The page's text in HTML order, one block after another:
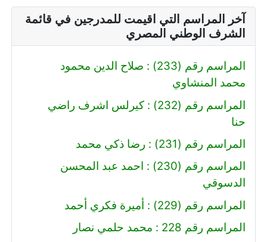
آخر المراسم التي اقيمت للمدرجين في قائمة
الشرف الوطني المصري
المراسم رقم (233) : صلاح الدين محمود
محمد المنشاوي
المراسم رقم (232) : كيرلس اشرف راضي
حنا
المراسم رقم (231) : رضا ذكي محمد
المراسم رقم (230) : احمد عبد المحسن
الدسوقي
المراسم رقم (229) : أميرة فكري أحمد
المراسم رقم 228 : محمد حلمي نصار